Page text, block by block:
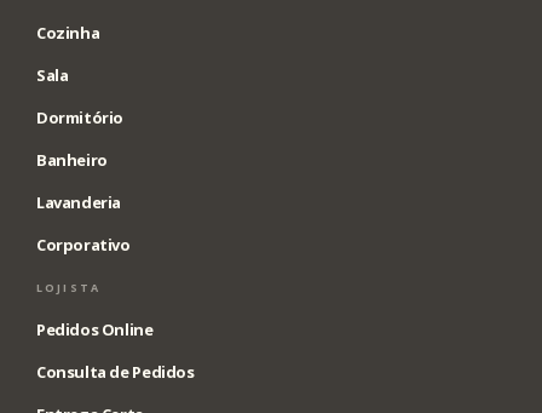
Cozinha
Sala
Dormitório
Banheiro
Lavanderia
Corporativo
LOJISTA
Pedidos Online
Consulta de Pedidos